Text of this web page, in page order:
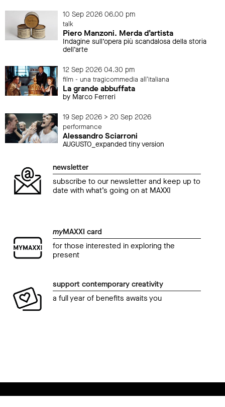
10 Sep 2026 06.00 pm
talk
Piero Manzoni. Merda d’artista
Indagine sull’opera più scandalosa della storia
dell’arte
12 Sep 2026 04.30 pm
film - una tragicommedia all'italiana
La grande abbuffata
by Marco Ferreri
19 Sep 2026 > 20 Sep 2026
performance
Alessandro Sciarroni
AUGUSTO_expanded tiny version
newsletter
subscribe to our newsletter and keep up to
date with what’s going on at MAXXI
myMAXXI card
for those interested in exploring the
present
support contemporary creativity
a full year of benefits awaits you